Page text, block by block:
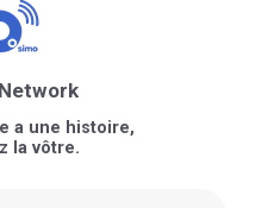
a une histoire,
la vôtre.